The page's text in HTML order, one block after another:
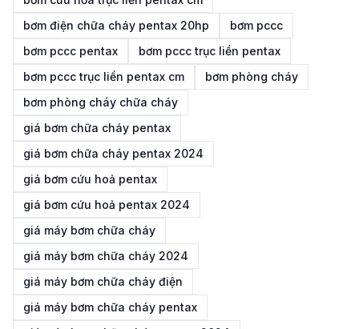
bơm điện chữa cháy pentax 20hp
bơm pccc
bơm pccc pentax
bơm pccc trục liền pentax
bơm pccc trục liền pentax cm
bơm phòng cháy
bơm phòng cháy chữa cháy
giá bơm chữa cháy pentax
giá bơm chữa cháy pentax 2024
giá bơm cứu hoả pentax
giá bơm cứu hoả pentax 2024
giá máy bơm chữa cháy
giá máy bơm chữa cháy 2024
giá máy bơm chữa cháy điện
giá máy bơm chữa cháy pentax